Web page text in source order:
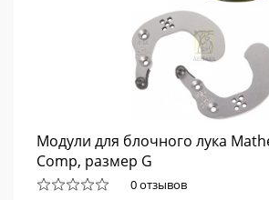
Модули для блочного лука
Comp, размер G
0 отзывов